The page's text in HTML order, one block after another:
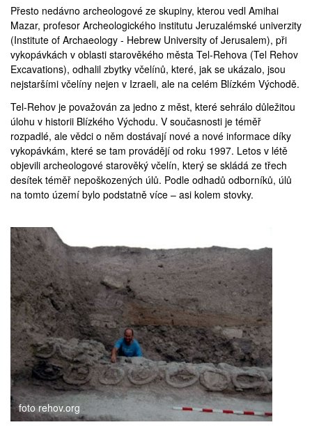
Přesto nedávno archeologové ze skupiny, kterou vedl Amihai
Mazar, profesor Archeologického institutu Jeruzalémské univerzity
(Institute of Archaeology - Hebrew University of Jerusalem), při
vykopávkách v oblasti starověkého města Tel-Rehova (Tel Rehov
Excavations), odhalil zbytky včelínů, které, jak se ukázalo, jsou
nejstaršími včelíny nejen v Izraeli, ale na celém Blízkém Východě.
Tel-Rehov je považován za jedno z měst, které sehrálo důležitou
úlohu v historii Blízkého Východu. V současnosti je téměř
rozpadlé, ale vědci o něm dostávají nové a nové informace díky
vykopávkám, které se tam provádějí od roku 1997. Letos v létě
objevili archeologové starověký včelín, který se skládá ze třech
desítek téměř nepoškozených úlů. Podle odhadů odborníků, úlů
na tomto území bylo podstatně více – asi kolem stovky.
foto rehov.org